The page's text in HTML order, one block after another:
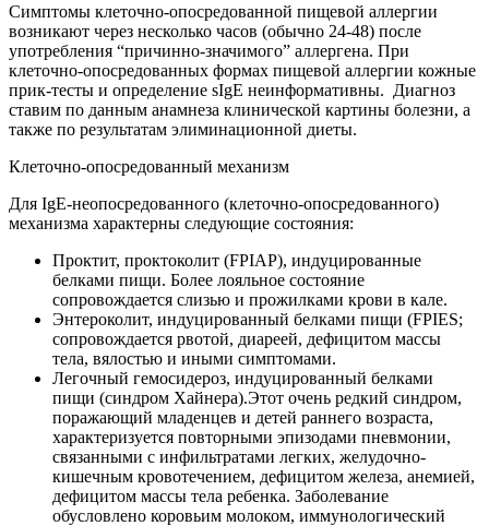
Симптомы клеточно-опосредованной пищевой аллергии
возникают через несколько часов (обычно 24-48) после
употребления “причинно-значимого” аллергена. При
клеточно-опосредованных формах пищевой аллергии кожные
прик-тесты и определение sIgE неинформативны. Диагноз
ставим по данным анамнеза клинической картины болезни, а
также по результатам элиминационной диеты.
Клеточно-опосредованный механизм
Для IgE-неопосредованного (клеточно-опосредованного)
механизма характерны следующие состояния:
Проктит, проктоколит (FPIAP), индуцированные
белками пищи. Более лояльное состояние
сопровождается слизью и прожилками крови в кале.
Энтероколит, индуцированный белками пищи (FPIES;
сопровождается рвотой, диареей, дефицитом массы
тела, вялостью и иными симптомами.
Легочный гемосидероз, индуцированный белками
пищи (синдром Хайнера).Этот очень редкий синдром,
поражающий младенцев и детей раннего возраста,
характеризуется повторными эпизодами пневмонии,
связанными с инфильтратами легких, желудочно-
кишечным кровотечением, дефицитом железа, анемией,
дефицитом массы тела ребенка. Заболевание
обусловлено коровьим молоком, иммунологический